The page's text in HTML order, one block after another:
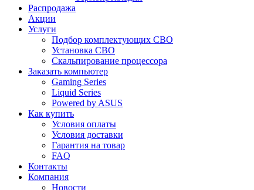
Распродажа
Акции
Услуги
Подбор комплектующих СВО
Установка СВО
Скальпирование процессора
Заказать компьютер
Gaming Series
Liquid Series
Powered by ASUS
Как купить
Условия оплаты
Условия доставки
Гарантия на товар
FAQ
Контакты
Компания
Новости